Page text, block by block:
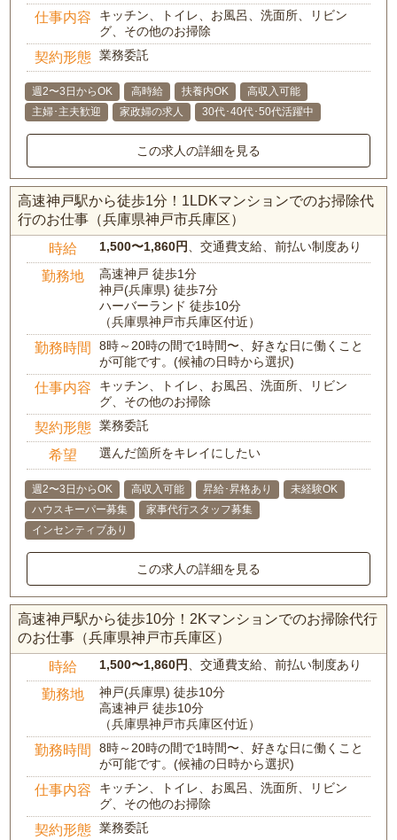
仕事内容
キッチン、トイレ、お風呂、洗面所、リビン
グ、その他のお掃除
契約形態 業務委託
週2〜3日からOK 高時給 扶養内OK
高収入可能
主婦･主夫歓迎
家政婦の求人 30代･40代･50代活躍中
この求人の詳細を見る
高速神戸駅から徒歩1分！1LDKマンションでのお掃除代
行のお仕事（兵庫県神戸市兵庫区）
時給 1,500〜1,860円、交通費支給、前払い制度あり
勤務地
高速神戸 徒歩1分
神戸(兵庫県) 徒歩7分
ハーバーランド 徒歩10分
（兵庫県神戸市兵庫区付近）
勤務時間
8時～20時の間で1時間〜、好きな日に働くこと
が可能です。(候補の日時から選択)
仕事内容
キッチン、トイレ、お風呂、洗面所、リビン
グ、その他のお掃除
契約形態 業務委託
希望 選んだ箇所をキレイにしたい
週2〜3日からOK 高収入可能 昇給･昇格あり
未経験OK
ハウスキーパー募集
家事代行スタッフ募集
インセンティブあり
この求人の詳細を見る
高速神戸駅から徒歩10分！2Kマンションでのお掃除代行
のお仕事（兵庫県神戸市兵庫区）
時給 1,500〜1,860円、交通費支給、前払い制度あり
勤務地
神戸(兵庫県) 徒歩10分
高速神戸 徒歩10分
（兵庫県神戸市兵庫区付近）
勤務時間
8時～20時の間で1時間〜、好きな日に働くこと
が可能です。(候補の日時から選択)
仕事内容
キッチン、トイレ、お風呂、洗面所、リビン
グ、その他のお掃除
契約形態 業務委託